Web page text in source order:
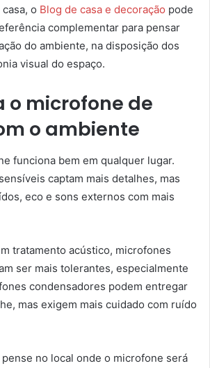
o Blog de casa e decoração pode
complementar para pensar
do ambiente, na disposição dos
visual do espaço.
o microfone de
o ambiente
funciona bem em qualquer lugar.
captam mais detalhes, mas
eco e sons externos com mais
tratamento acústico, microfones
ser mais tolerantes, especialmente
condensadores podem entregar
mas exigem mais cuidado com ruído
no local onde o microfone será